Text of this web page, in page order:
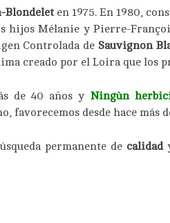
Blondeleten 1975. En 1980,
hijos Mélanie y Pierre-
Controlada de Sauvignon
creado por el Loira que los
de 40 años y Ningùn
favorecemos desde hace más
permanente de calidad